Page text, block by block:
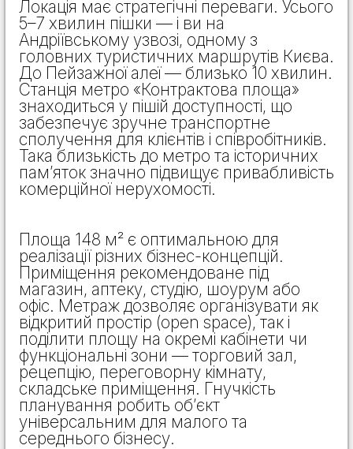
Локація має стратегічні переваги. Усього
5–7 хвилин пішки — і ви на
Андріївському узвозі, одному з
головних туристичних маршрутів Києва.
До Пейзажної алеї — близько 10 хвилин.
Станція метро «Контрактова площа»
знаходиться у пішій доступності, що
забезпечує зручне транспортне
сполучення для клієнтів і співробітників.
Така близькість до метро та історичних
пам’яток значно підвищує привабливість
комерційної нерухомості.
Площа 148 м² є оптимальною для
реалізації різних бізнес-концепцій.
Приміщення рекомендоване під
магазин, аптеку, студію, шоурум або
офіс. Метраж дозволяє організувати як
відкритий простір (open space), так і
поділити площу на окремі кабінети чи
функціональні зони — торговий зал,
рецепцію, переговорну кімнату,
складське приміщення. Гнучкість
планування робить об’єкт
універсальним для малого та
середнього бізнесу.